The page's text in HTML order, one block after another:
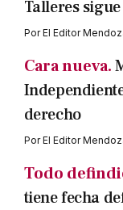
Talleres
PorEl Editor
Cara nueva.
derecho
PorEl Editor
Todo
tiene fecha